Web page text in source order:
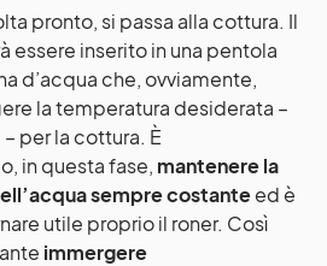
pronto, si passa alla cottura. Il
essere inserito in una pentola
d’acqua che, ovviamente,
la temperatura desiderata –
per la cottura. È
in questa fase, mantenere la
sempre costanteed è
utile proprio il roner. Così
immergere